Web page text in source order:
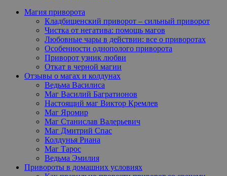
Магия приворота
Кладбищенский приворот – сильный приворот
Чистка от негатива: помощь магов
Любовные чары в действии: все о приворотах
Особенности однополого приворота
Приворот узник любви
Откат в черной магии
Отзывы о магах и колдунах
Ведьма Василиса
Маг Василий Багратионов
Настоящий маг Виктор Кремлев
Маг Яромир
Маг Станислав Валерьевич
Маг Дмитрий Спас
Колдунья Риана
Маг Тарос
Ведьма Эмилия
Привороты в домашних условиях